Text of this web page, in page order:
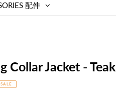
配件
Collar Jacket - Teak
SALE